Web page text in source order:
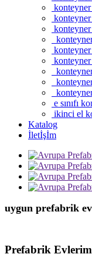
konteyner
konteyner
e sınıfı
ikinci el
Katalog
İletİşİm
uygun prefabrik
Prefabrik